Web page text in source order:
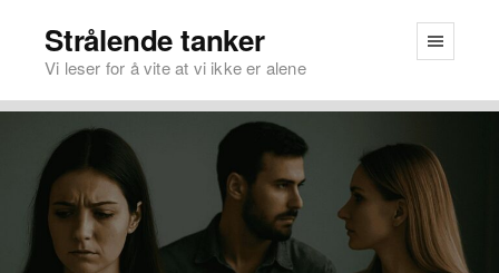
Strålende tanker
Vi leser for å vite at vi ikke er alene